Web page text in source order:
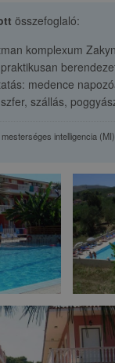
összefoglaló:
komplexum
medence
szállás,
intelligencia